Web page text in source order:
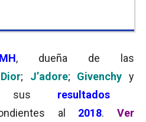
, dueña de las
; J’adore; Givenchyy
sus resultados
al 2018. Ver